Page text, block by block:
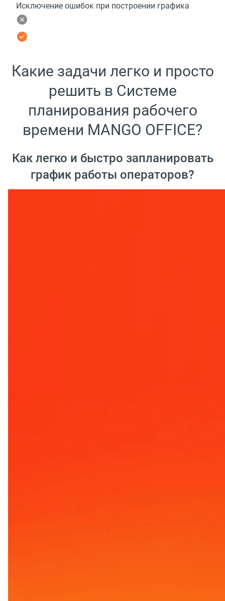
Исключение ошибок при построении графика
Какие задачи легко и просто
решить в Системе
планирования рабочего
времени MANGO OFFICE?
Как легко и быстро запланировать
график работы операторов?